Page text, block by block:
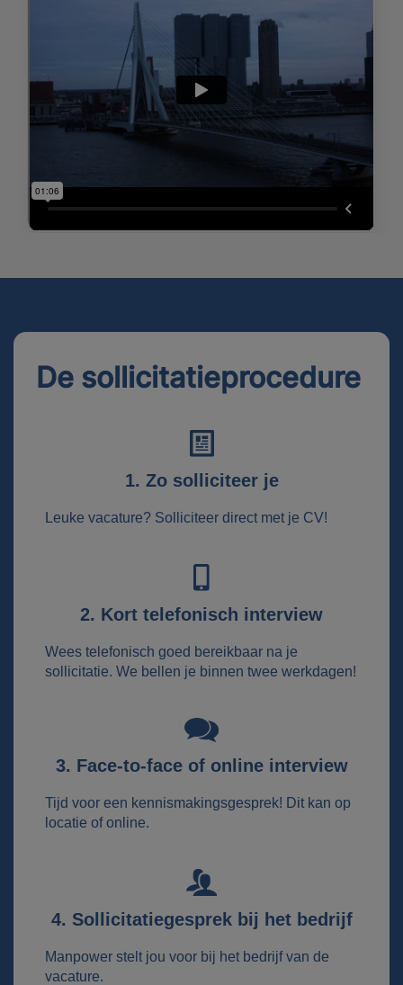
De sollicitatieprocedure
1. Zo solliciteer je
Leuke vacature? Solliciteer direct met je CV!
2. Kort telefonisch interview
Wees telefonisch goed bereikbaar na je
sollicitatie. We bellen je binnen twee werkdagen!
3. Face-to-face of online interview
Tijd voor een kennismakingsgesprek! Dit kan op
locatie of online.
4. Sollicitatiegesprek bij het bedrijf
Manpower stelt jou voor bij het bedrijf van de
vacature.